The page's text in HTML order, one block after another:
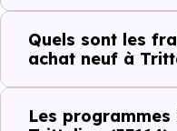
prix à connaître pour
(57114) :
Prix
Quels sont les
achat neuf à
Les